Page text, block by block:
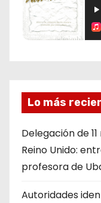
Lo más
Delegación de
Reino Unido:
profesora de
Autoridades